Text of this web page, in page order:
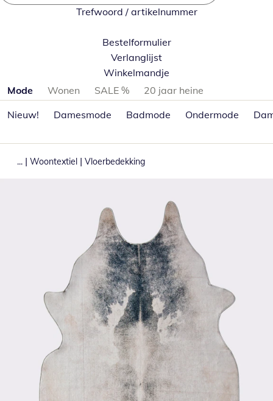
Trefwoord / artikelnummer
Bestelformulier
Verlanglijst
Winkelmandje
Productcategorieën overslaan
Mode Wonen SALE %
20 jaar heine
Nieuw!
Damesmode Badmode Ondermode
... | Woontextiel | Vloerbedekking